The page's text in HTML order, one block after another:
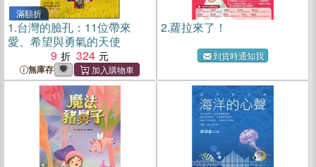
滿額折
1.台灣的臉孔：11位帶來
愛、希望與勇氣的天使
9
324
無庫存
2.蘿拉來了！
到貨時通知我